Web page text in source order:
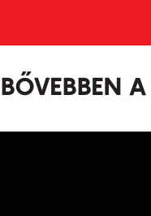
BŐVEBBEN